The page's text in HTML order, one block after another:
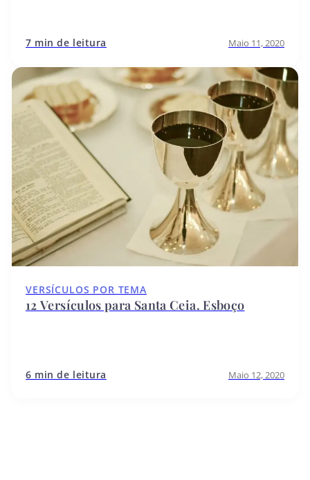
7 min de leitura Maio 11, 2020
VERSÍCULOS POR TEMA
12 Versículos para Santa Ceia. Esboço
6 min de leitura Maio 12, 2020